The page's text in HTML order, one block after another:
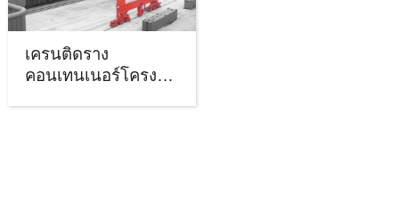
เครนติดราง
คอนเทนเนอร์โครง